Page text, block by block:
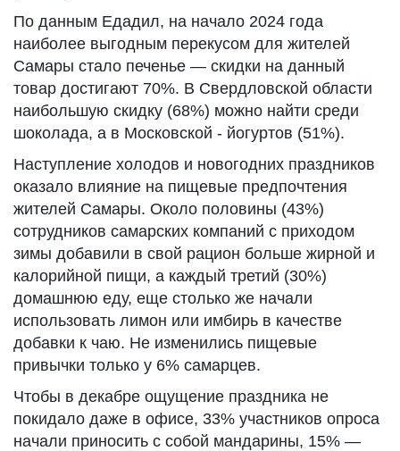
По данным Едадил, на начало 2024 года
наиболее выгодным перекусом для жителей
Самары стало печенье — скидки на данный
товар достигают 70%. В Свердловской области
наибольшую скидку (68%) можно найти среди
шоколада, а в Московской - йогуртов (51%).
Наступление холодов и новогодних праздников
оказало влияние на пищевые предпочтения
жителей Самары. Около половины (43%)
сотрудников самарских компаний с приходом
зимы добавили в свой рацион больше жирной и
калорийной пищи, а каждый третий (30%)
домашнюю еду, еще столько же начали
использовать лимон или имбирь в качестве
добавки к чаю. Не изменились пищевые
привычки только у 6% самарцев.
Чтобы в декабре ощущение праздника не
покидало даже в офисе, 33% участников опроса
начали приносить с собой мандарины, 15% —